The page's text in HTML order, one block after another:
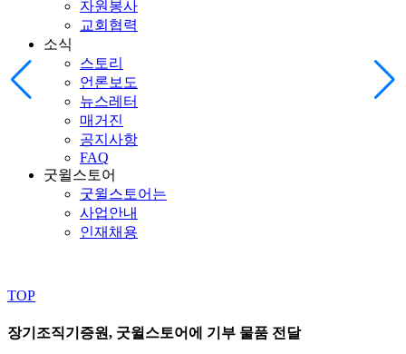
자원봉사
교회협력
소식
스토리
언론보도
뉴스레터
매거진
공지사항
FAQ
굿윌스토어
굿윌스토어는
사업안내
인재채용
TOP
장기조직기증원, 굿윌스토어에 기부 물품 전달